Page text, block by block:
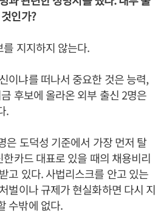
인가?
지지하지 않는다.
이냐를 떠나서 중요한 것은 능력,
후보에 올라온 외부 출신 2명은
.
은 도덕성 기준에서 가장 먼저 탈
카드 대표로 있을 때의 채용비리
고 있다. 사법리스크를 안고 있는
벌이나 규제가 현실화하면 다시 지
수밖에 없다.